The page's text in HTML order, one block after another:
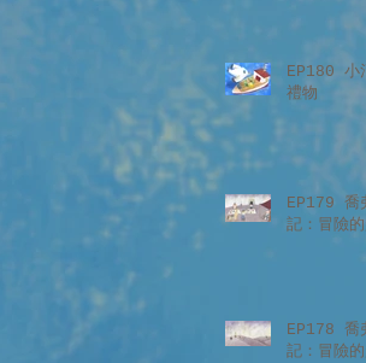
EP180 小
禮物
EP179 喬
記：冒險的
EP178 喬
記：冒險的